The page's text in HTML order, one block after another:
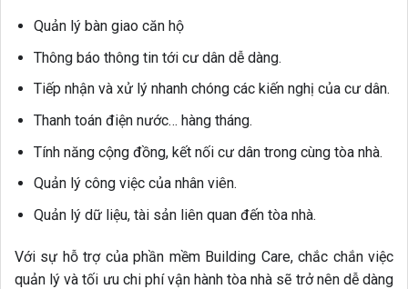
Quản lý bàn giao căn hộ
Thông báo thông tin tới cư dân dễ dàng.
Tiếp nhận và xử lý nhanh chóng các kiến nghị của cư dân.
Thanh toán điện nước… hàng tháng.
Tính năng cộng đồng, kết nối cư dân trong cùng tòa nhà.
Quản lý công việc của nhân viên.
Quản lý dữ liệu, tài sản liên quan đến tòa nhà.
Với sự hỗ trợ của phần mềm Building Care, chắc chắn việc
quản lý và tối ưu chi phí vận hành tòa nhà sẽ trở nên dễ dàng